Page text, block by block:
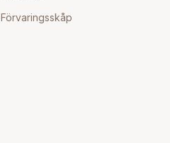
Förvaringsskåp